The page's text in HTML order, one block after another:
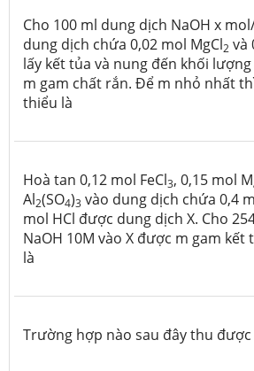
Cho 100 ml dung dịch NaOH x
dung dịch chứa 0,02 mol MgCl2 và
lấy kết tủa và nung đến khối
m gam chất rắn. Để m nhỏ nhất
thiểu là
Hoà tan 0,12 mol FeCl3, 0,15 mol
Al2(SO4)3 vào dung dịch chứa 0,4
mol HCl được dung dịch X. Cho
NaOH 10M vào X được m gam kết
là
Trường hợp nào sau đây thu được